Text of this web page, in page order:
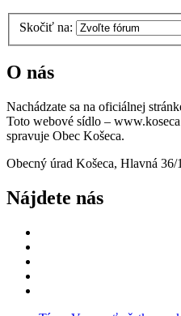
Skočiť na:
O nás
Nachádzate sa na oficiálnej
Toto webové sídlo –
spravuje Obec Košeca.
Obecný úrad Košeca, Hlavná 36/
Nájdete nás